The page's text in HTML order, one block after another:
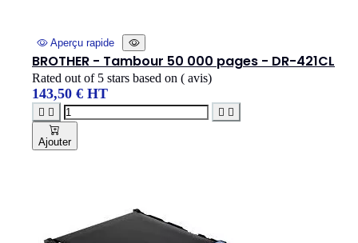
Aperçu rapide
BROTHER - Tambour 50 000 pages - DR-421CL
Rated out of 5 stars based on ( avis)
143,50 € HT
   
Ajouter